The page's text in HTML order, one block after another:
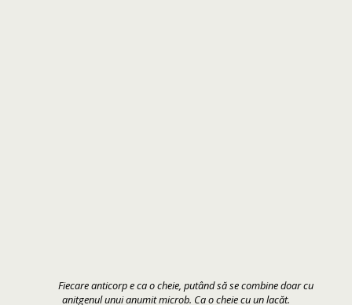
Fiecare anticorp e ca o cheie, putând să se combine doar cu
anitgenul unui anumit microb. Ca o cheie cu un lacăt.